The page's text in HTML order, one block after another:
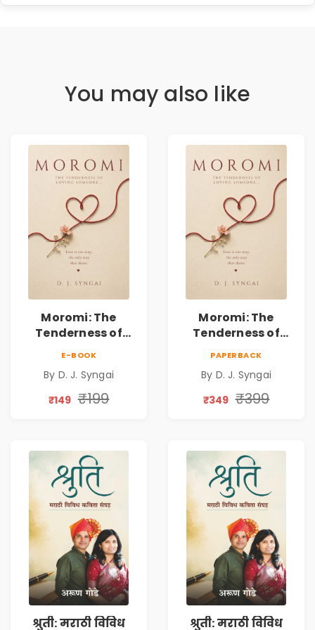
You may also like
Moromi: The
Tenderness of
Collection on
Unrequited Love,
Resilience
E-BOOK
By D. J. Syngai
₹149 ₹199
Moromi: The
Tenderness of
Collection on
Unrequited Love,
Resilience
PAPERBACK
By D. J. Syngai
₹349 ₹399
श्रुती: मराठी विविध
श्रुती: मराठी विविध